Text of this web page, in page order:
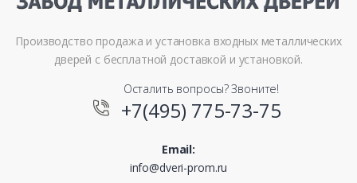
Производство продажа и установка входных металлических
дверей с бесплатной доставкой и установкой.
Осталить вопросы? Звоните!
+7(495) 775-73-75
Email:
info@dveri-prom.ru